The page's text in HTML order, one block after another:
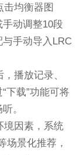
击均衡器图
动调整10段
手动导入LRC
播放记录、
下载”功能可将
。
境因素，系统
场景化推荐，